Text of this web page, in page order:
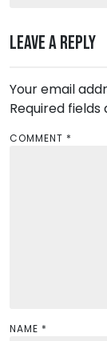
a
i
g
a
Leave a Reply
Your email
Required
COMMENT *
NAME *